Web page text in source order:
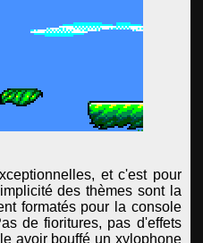
et c'est pour
des thèmes sont la
formatés pour la console
de fioritures, pas d'effets
avoir bouffé un xylophone